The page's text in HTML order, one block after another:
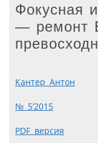
Фокусная
— ремонт
Кантер Антон
№ 5’2015
PDF версия